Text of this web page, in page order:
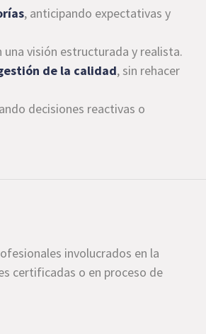
, anticipando expectativas y
una visión estructurada y realista.
de la calidad, sin rehacer
decisiones reactivas o
involucrados en la
certificadas o en proceso de